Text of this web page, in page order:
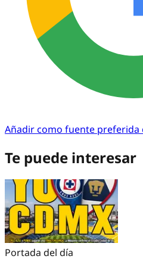
Añadir como fuente preferida
Te puede interesar
Portada del día